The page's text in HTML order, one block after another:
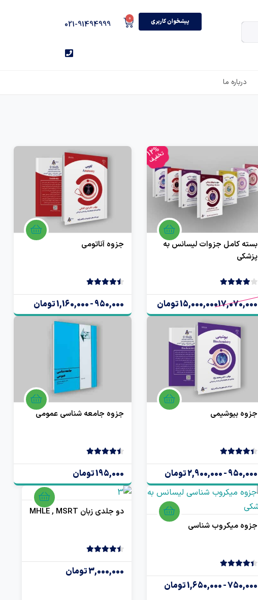
پیشخوان کاربری 0
021-91494999
درباره ما
12%
تخفیف
بسته کامل جزوات لیسانس به
پزشکی
17,070,00015,000,000 تومان
جزوه آناتومی
950,000 - 1,160,000 تومان
جزوه بیوشیمی
950,000 - 2,900,000 تومان
جزوه جامعه شناسی عمومی
195,000 تومان
جزوه میکروب شناسی
750,000 - 1,650,000 تومان
دو جلدی زبان MHLE , MSRT
3,000,000 تومان